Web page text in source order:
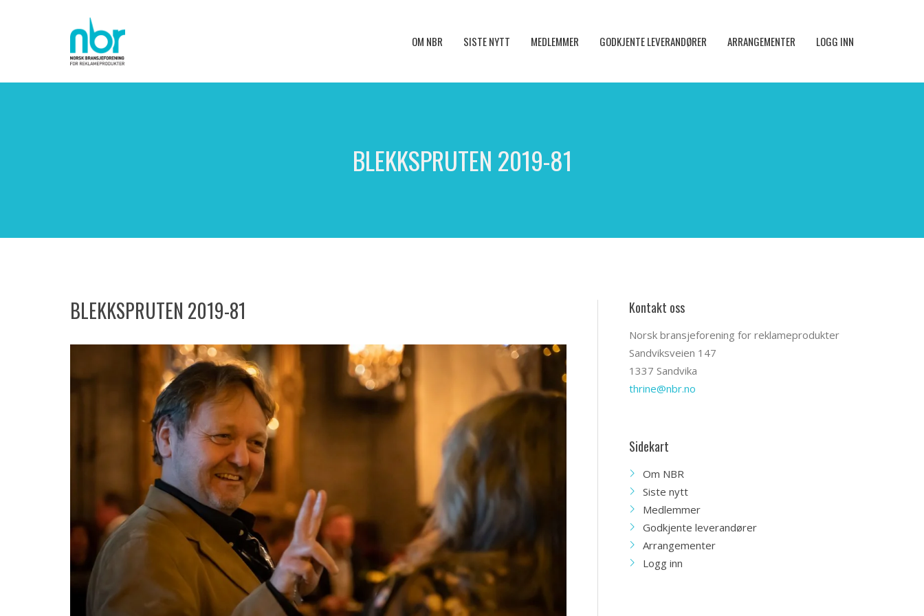
OM NBR SISTE NYTT MEDLEMMER GODKJENTE LEVERANDØRER ARRANGEMENTER LOGG INN
BLEKKSPRUTEN 2019-81
BLEKKSPRUTEN 2019-81 Kontakt oss
Norsk bransjeforening for reklameprodukter
Sandviksveien 147
1337 Sandvika
thrine@nbr.no
Sidekart
Om NBR
Siste nytt
Medlemmer
Godkjente leverandører
Arrangementer
Logg inn